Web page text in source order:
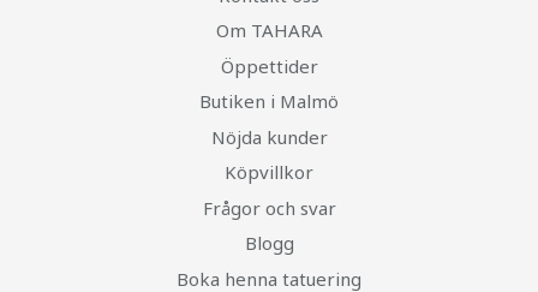
Om TAHARA
Öppettider
Butiken i Malmö
Nöjda kunder
Köpvillkor
Frågor och svar
Blogg
Boka henna tatuering